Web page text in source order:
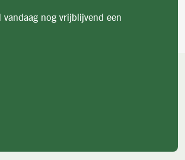
vandaag nog vrijblijvend een